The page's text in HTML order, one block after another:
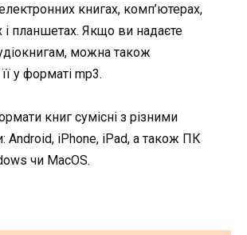
книгах, комп’ютерах,
і планшетах. Якщо ви надаєте
можна також
у форматі mp3.
книг сумісні з різними
Android, iPhone, iPad, а також ПК
чи MacOS.